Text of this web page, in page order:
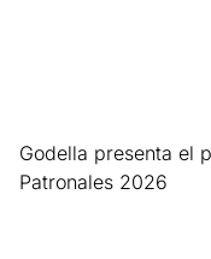
Godella presenta el
Patronales 2026